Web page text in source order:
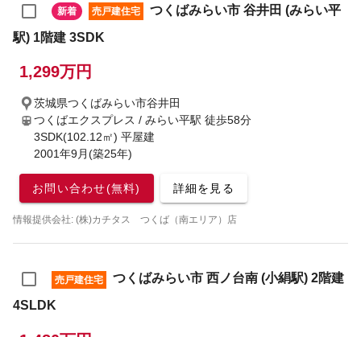
新着 売戸建住宅
つくばみらい市 谷井田 (みらい平
駅) 1階建 3SDK
1,299万円
茨城県つくばみらい市谷井田
つくばエクスプレス / みらい平駅 徒歩58分
3SDK(102.12㎡) 平屋建
2001年9月(築25年)
お問い合わせ(無料) 詳細を見る
情報提供会社: (株)カチタス つくば（南エリア）店
売戸建住宅
つくばみらい市 西ノ台南 (小絹駅) 2階建
4SLDK